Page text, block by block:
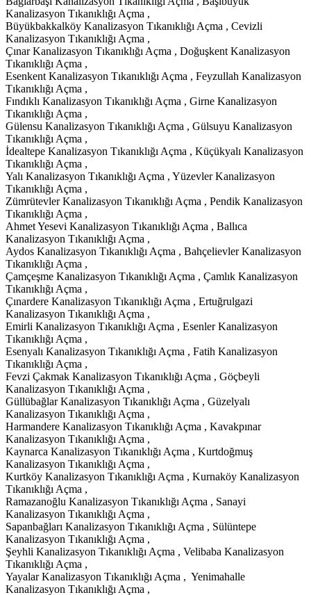
Kanalizasyon Tıkanıklığı Açma ,
Büyükbakkalköy Kanalizasyon Tıkanıklığı Açma , Cevizli
Kanalizasyon Tıkanıklığı Açma ,
Çınar Kanalizasyon Tıkanıklığı Açma , Doğuşkent Kanalizasyon
Tıkanıklığı Açma ,
Esenkent Kanalizasyon Tıkanıklığı Açma , Feyzullah Kanalizasyon
Tıkanıklığı Açma ,
Fındıklı Kanalizasyon Tıkanıklığı Açma , Girne Kanalizasyon
Tıkanıklığı Açma ,
Gülensu Kanalizasyon Tıkanıklığı Açma , Gülsuyu Kanalizasyon
Tıkanıklığı Açma ,
İdealtepe Kanalizasyon Tıkanıklığı Açma , Küçükyalı Kanalizasyon
Tıkanıklığı Açma ,
Yalı Kanalizasyon Tıkanıklığı Açma , Yüzevler Kanalizasyon
Tıkanıklığı Açma ,
Zümrütevler Kanalizasyon Tıkanıklığı Açma , Pendik Kanalizasyon
Tıkanıklığı Açma ,
Ahmet Yesevi Kanalizasyon Tıkanıklığı Açma , Ballıca
Kanalizasyon Tıkanıklığı Açma ,
Aydos Kanalizasyon Tıkanıklığı Açma , Bahçelievler Kanalizasyon
Tıkanıklığı Açma ,
Çamçeşme Kanalizasyon Tıkanıklığı Açma , Çamlık Kanalizasyon
Tıkanıklığı Açma ,
Çınardere Kanalizasyon Tıkanıklığı Açma , Ertuğrulgazi
Kanalizasyon Tıkanıklığı Açma ,
Emirli Kanalizasyon Tıkanıklığı Açma , Esenler Kanalizasyon
Tıkanıklığı Açma ,
Esenyalı Kanalizasyon Tıkanıklığı Açma , Fatih Kanalizasyon
Tıkanıklığı Açma ,
Fevzi Çakmak Kanalizasyon Tıkanıklığı Açma , Göçbeyli
Kanalizasyon Tıkanıklığı Açma ,
Güllübağlar Kanalizasyon Tıkanıklığı Açma , Güzelyalı
Kanalizasyon Tıkanıklığı Açma ,
Harmandere Kanalizasyon Tıkanıklığı Açma , Kavakpınar
Kanalizasyon Tıkanıklığı Açma ,
Kaynarca Kanalizasyon Tıkanıklığı Açma , Kurtdoğmuş
Kanalizasyon Tıkanıklığı Açma ,
Kurtköy Kanalizasyon Tıkanıklığı Açma , Kurnaköy Kanalizasyon
Tıkanıklığı Açma ,
Ramazanoğlu Kanalizasyon Tıkanıklığı Açma , Sanayi
Kanalizasyon Tıkanıklığı Açma ,
Sapanbağları Kanalizasyon Tıkanıklığı Açma , Sülüntepe
Kanalizasyon Tıkanıklığı Açma ,
Şeyhli Kanalizasyon Tıkanıklığı Açma , Velibaba Kanalizasyon
Tıkanıklığı Açma ,
Yayalar Kanalizasyon Tıkanıklığı Açma , Yenimahalle
Kanalizasyon Tıkanıklığı Açma ,